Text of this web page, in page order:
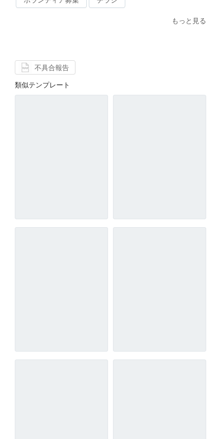
もっと見る
不具合報告
類似テンプレート